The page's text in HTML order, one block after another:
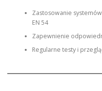
Zastosowanie
EN 54
Zapewnienie
Regularne testy i